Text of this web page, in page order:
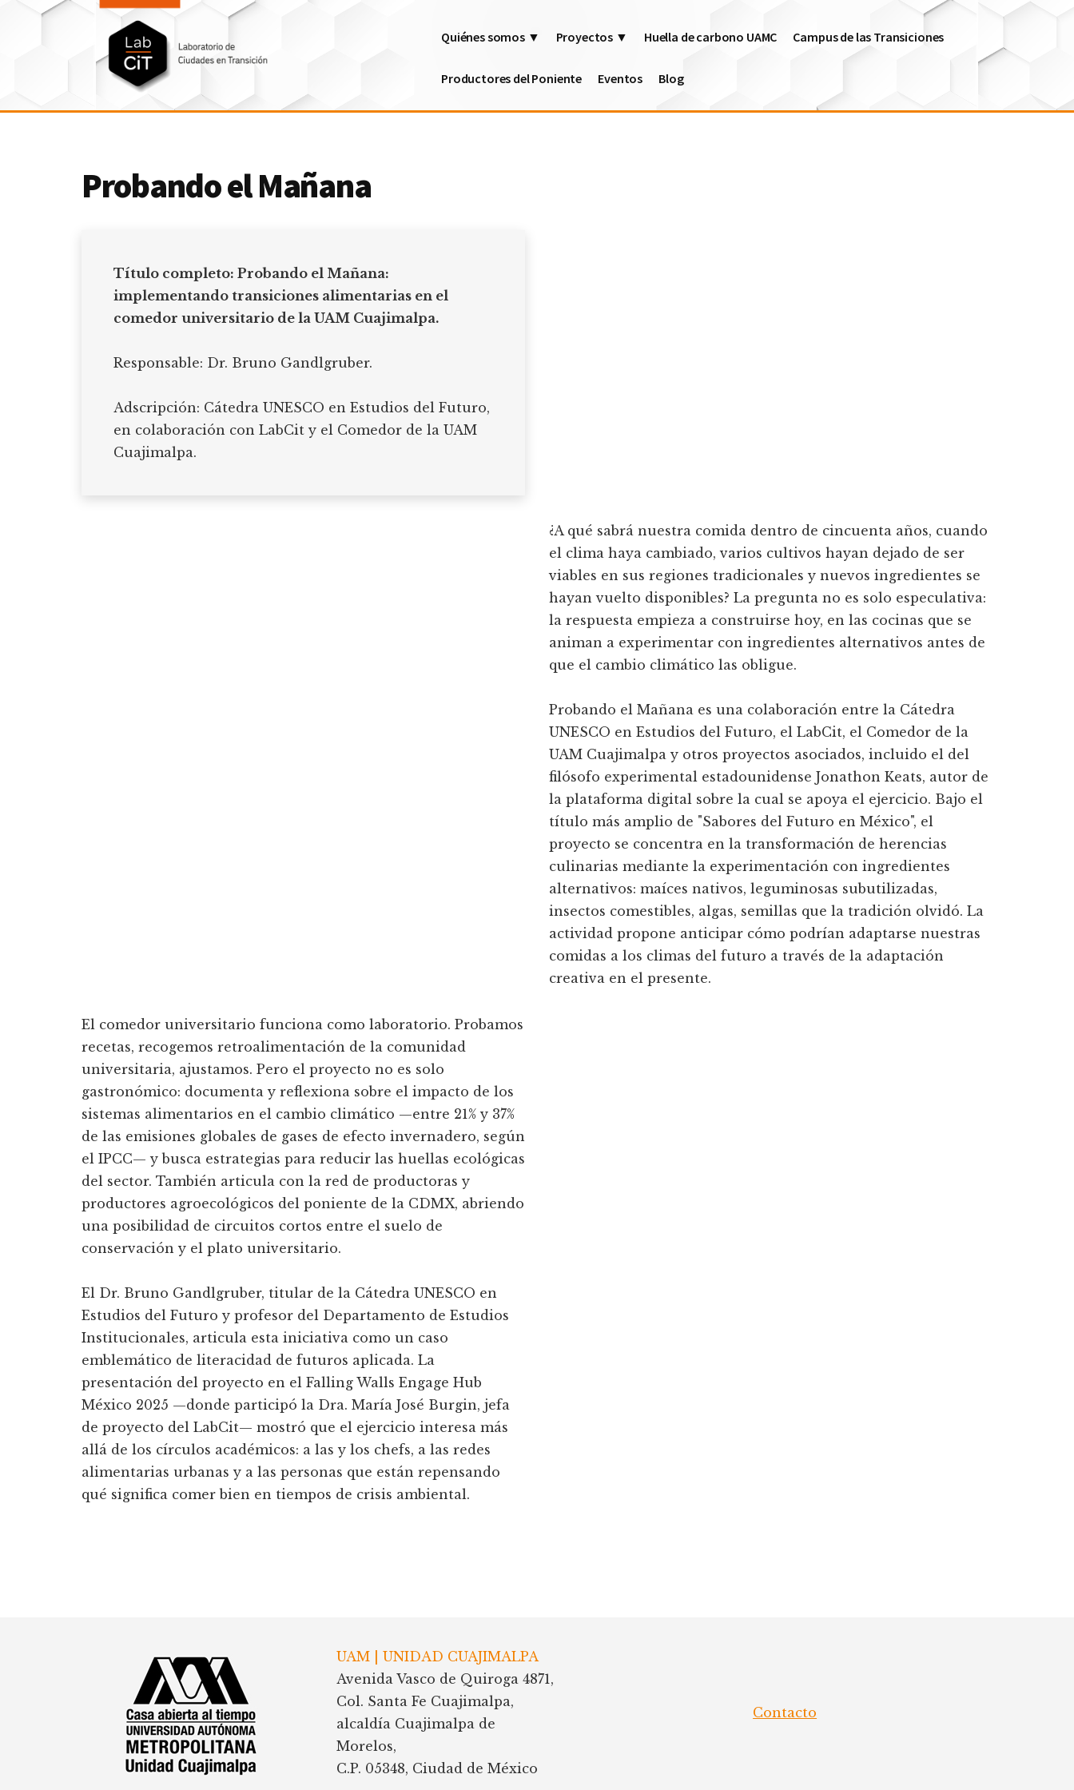
Additional
LabCit
en
Quiénes somos ▼ Proyectos ▼ Huella de carbono UAMC Campus de las Transiciones
Productores del Poniente Eventos Blog
Probando el Mañana
Título completo: Probando el Mañana:
implementando transiciones alimentarias en el
comedor universitario de la UAM Cuajimalpa.
Responsable: Dr. Bruno Gandlgruber.
Adscripción: Cátedra UNESCO en Estudios del Futuro,
en colaboración con LabCit y el Comedor de la UAM
Cuajimalpa.
¿A qué sabrá nuestra comida dentro de cincuenta años, cuando
el clima haya cambiado, varios cultivos hayan dejado de ser
viables en sus regiones tradicionales y nuevos ingredientes se
hayan vuelto disponibles? La pregunta no es solo especulativa:
la respuesta empieza a construirse hoy, en las cocinas que se
animan a experimentar con ingredientes alternativos antes de
que el cambio climático las obligue.
Probando el Mañana es una colaboración entre la Cátedra
UNESCO en Estudios del Futuro, el LabCit, el Comedor de la
UAM Cuajimalpa y otros proyectos asociados, incluido el del
filósofo experimental estadounidense Jonathon Keats, autor de
la plataforma digital sobre la cual se apoya el ejercicio. Bajo el
título más amplio de "Sabores del Futuro en México", el
proyecto se concentra en la transformación de herencias
culinarias mediante la experimentación con ingredientes
alternativos: maíces nativos, leguminosas subutilizadas,
insectos comestibles, algas, semillas que la tradición olvidó. La
actividad propone anticipar cómo podrían adaptarse nuestras
comidas a los climas del futuro a través de la adaptación
creativa en el presente.
El comedor universitario funciona como laboratorio. Probamos
recetas, recogemos retroalimentación de la comunidad
universitaria, ajustamos. Pero el proyecto no es solo
gastronómico: documenta y reflexiona sobre el impacto de los
sistemas alimentarios en el cambio climático —entre 21% y 37%
de las emisiones globales de gases de efecto invernadero, según
el IPCC— y busca estrategias para reducir las huellas ecológicas
del sector. También articula con la red de productoras y
productores agroecológicos del poniente de la CDMX, abriendo
una posibilidad de circuitos cortos entre el suelo de
conservación y el plato universitario.
El Dr. Bruno Gandlgruber, titular de la Cátedra UNESCO en
Estudios del Futuro y profesor del Departamento de Estudios
Institucionales, articula esta iniciativa como un caso
emblemático de literacidad de futuros aplicada. La
presentación del proyecto en el Falling Walls Engage Hub
México 2025 —donde participó la Dra. María José Burgin, jefa
de proyecto del LabCit— mostró que el ejercicio interesa más
allá de los círculos académicos: a las y los chefs, a las redes
alimentarias urbanas y a las personas que están repensando
qué significa comer bien en tiempos de crisis ambiental.
UAM | UNIDAD CUAJIMALPA
Avenida Vasco de Quiroga 4871,
Col. Santa Fe Cuajimalpa,
alcaldía Cuajimalpa de
Morelos,
C.P. 05348, Ciudad de México
Contacto